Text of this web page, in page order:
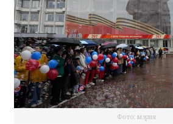
Фото: мэрия